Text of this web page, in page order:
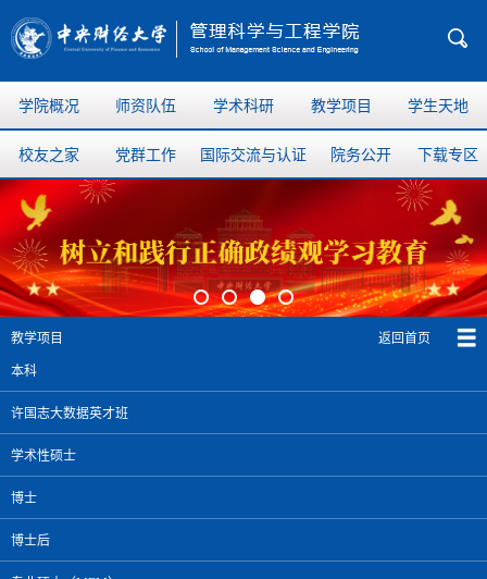
学院概况 师资队伍 学术科研 教学项目 学生天地
校友之家 党群工作 国际交流与认证 院务公开 下载专区
教学项目 返回首页
本科
许国志大数据英才班
学术性硕士
博士
博士后